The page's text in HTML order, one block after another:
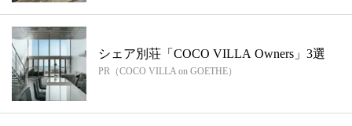
シェア別荘「COCO VILLA Owners」3選
PR（COCO VILLA on GOETHE）